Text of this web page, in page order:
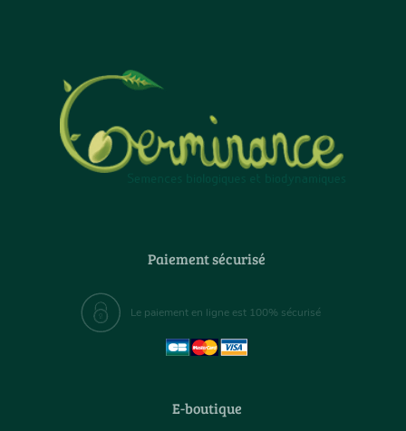
Paiement sécurisé
Le paiement en ligne est 100% sécurisé
E-boutique